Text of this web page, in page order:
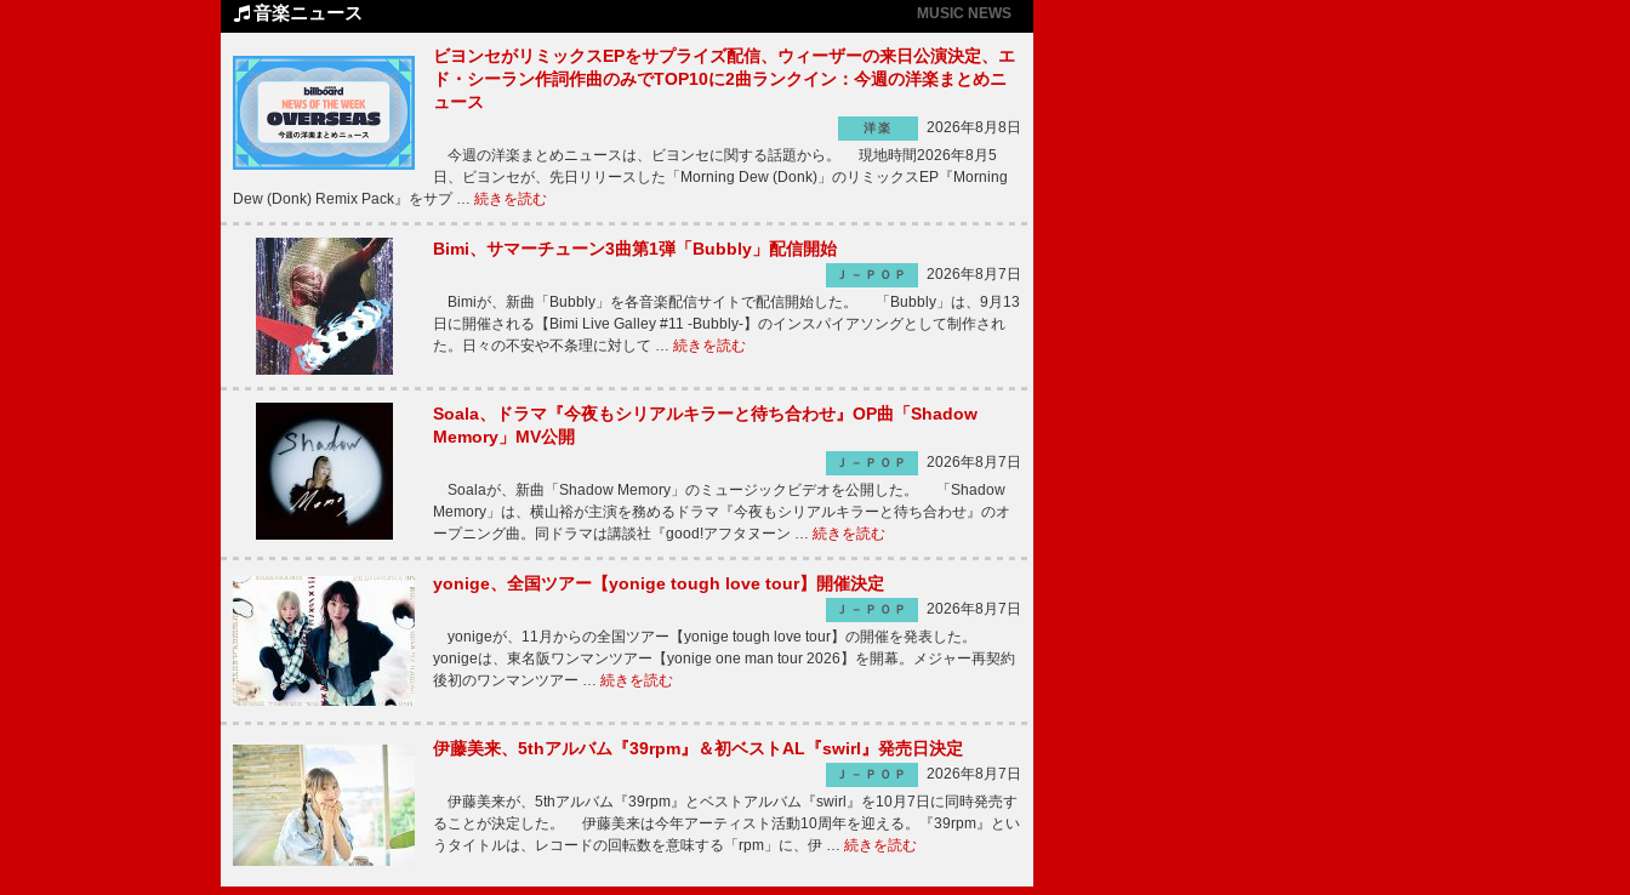
音楽ニュース MUSIC NEWS
ビヨンセがリミックスEPをサプライズ配信、ウィーザーの来日公演決定、エ
ド・シーラン作詞作曲のみでTOP10に2曲ランクイン：今週の洋楽まとめニ
ュース
洋楽
2026年8月8日
今週の洋楽まとめニュースは、ビヨンセに関する話題から。 現地時間2026年8月5
日、ビヨンセが、先日リリースした「Morning Dew (Donk)」のリミックスEP『Morning
Dew (Donk) Remix Pack』をサプ … 続きを読む
Bimi、サマーチューン3曲第1弾「Bubbly」配信開始
Ｊ－ＰＯＰ
2026年8月7日
Bimiが、新曲「Bubbly」を各音楽配信サイトで配信開始した。 「Bubbly」は、9月13
日に開催される【Bimi Live Galley #11 -Bubbly-】のインスパイアソングとして制作され
た。日々の不安や不条理に対して … 続きを読む
Soala、ドラマ『今夜もシリアルキラーと待ち合わせ』OP曲「Shadow
Memory」MV公開
Ｊ－ＰＯＰ
2026年8月7日
Soalaが、新曲「Shadow Memory」のミュージックビデオを公開した。 「Shadow
Memory」は、横山裕が主演を務めるドラマ『今夜もシリアルキラーと待ち合わせ』のオ
ープニング曲。同ドラマは講談社『good!アフタヌーン … 続きを読む
yonige、全国ツアー【yonige tough love tour】開催決定
Ｊ－ＰＯＰ
2026年8月7日
yonigeが、11月からの全国ツアー【yonige tough love tour】の開催を発表した。
yonigeは、東名阪ワンマンツアー【yonige one man tour 2026】を開幕。メジャー再契約
後初のワンマンツアー … 続きを読む
伊藤美来、5thアルバム『39rpm』＆初ベストAL『swirl』発売日決定
Ｊ－ＰＯＰ
2026年8月7日
伊藤美来が、5thアルバム『39rpm』とベストアルバム『swirl』を10月7日に同時発売す
ることが決定した。 伊藤美来は今年アーティスト活動10周年を迎える。『39rpm』とい
うタイトルは、レコードの回転数を意味する「rpm」に、伊 … 続きを読む